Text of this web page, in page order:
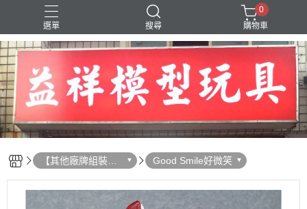
選單 搜尋
SD 三國創傑傳
0
購物車
【其他廠牌組裝模
型】
Good Smile好微笑